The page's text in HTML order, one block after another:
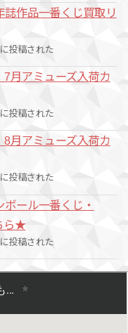
作品一番くじ買取リ
投稿された
7月アミューズ入荷カ
投稿された
8月アミューズ入荷カ
投稿された
ール一番くじ・
ら★
投稿された